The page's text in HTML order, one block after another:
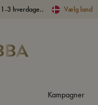
3 hverdage.. Vælg land
Kampagner